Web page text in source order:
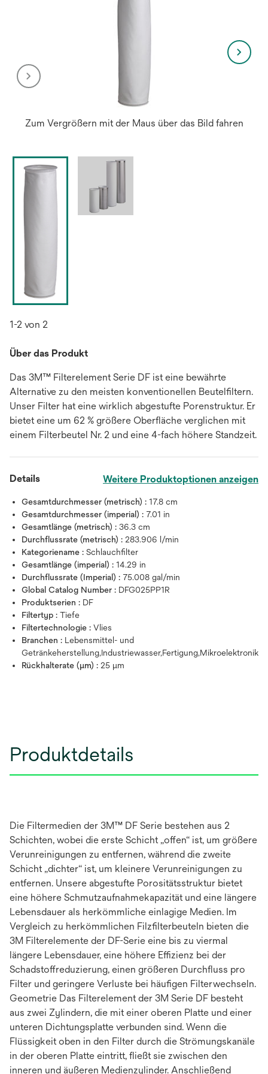
Zum Vergrößern mit der Maus über das Bild fahren
1-2 von 2
Über das Produkt
Das 3M™ Filterelement Serie DF ist eine bewährte
Alternative zu den meisten konventionellen Beutelfiltern.
Unser Filter hat eine wirklich abgestufte Porenstruktur. Er
bietet eine um 62 % größere Oberfläche verglichen mit
einem Filterbeutel Nr. 2 und eine 4-fach höhere Standzeit.
Details Weitere Produktoptionen anzeigen
Gesamtdurchmesser (metrisch) : 17.8 cm
Gesamtdurchmesser (imperial) : 7.01 in
Gesamtlänge (metrisch) : 36.3 cm
Durchflussrate (metrisch) : 283.906 l/min
Kategoriename : Schlauchfilter
Gesamtlänge (imperial) : 14.29 in
Durchflussrate (Imperial) : 75.008 gal/min
Global Catalog Number : DFG025PP1R
Produktserien : DF
Filtertyp : Tiefe
Filtertechnologie : Vlies
Branchen : Lebensmittel- und
Getränkeherstellung,Industriewasser,Fertigung,Mikroelektronik
Rückhalterate (µm) : 25 μm
Produktdetails
Die Filtermedien der 3M™ DF Serie bestehen aus 2
Schichten, wobei die erste Schicht „offen“ ist, um größere
Verunreinigungen zu entfernen, während die zweite
Schicht „dichter“ ist, um kleinere Verunreinigungen zu
entfernen. Unsere abgestufte Porositätsstruktur bietet
eine höhere Schmutzaufnahmekapazität und eine längere
Lebensdauer als herkömmliche einlagige Medien. Im
Vergleich zu herkömmlichen Filzfilterbeuteln bieten die
3M Filterelemente der DF-Serie eine bis zu viermal
längere Lebensdauer, eine höhere Effizienz bei der
Schadstoffreduzierung, einen größeren Durchfluss pro
Filter und geringere Verluste bei häufigen Filterwechseln.
Geometrie Das Filterelement der 3M Serie DF besteht
aus zwei Zylindern, die mit einer oberen Platte und einer
unteren Dichtungsplatte verbunden sind. Wenn die
Flüssigkeit oben in den Filter durch die Strömungskanäle
in der oberen Platte eintritt, fließt sie zwischen den
inneren und äußeren Medienzylinder. Anschließend